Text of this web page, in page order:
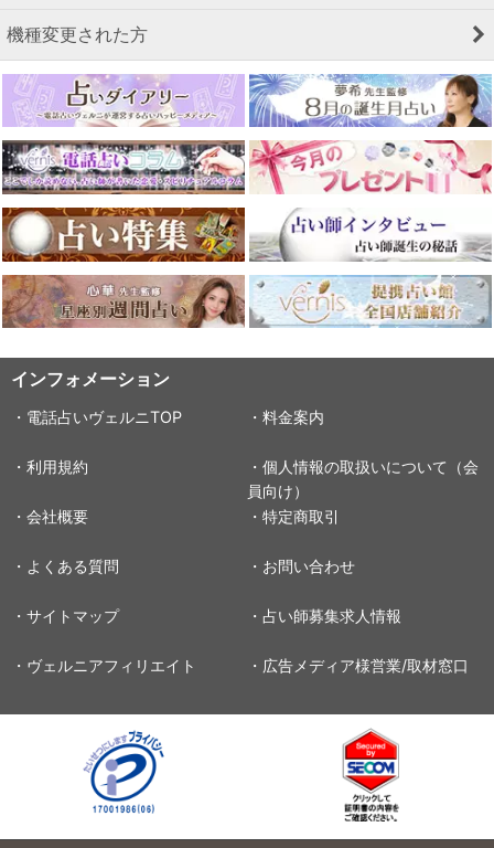
機種変更された方
インフォメーション
・電話占いヴェルニTOP ・料金案内
・利用規約
・個人情報の取扱いについて（会
員向け）
・会社概要
・特定商取引
・よくある質問 ・お問い合わせ
・サイトマップ ・占い師募集求人情報
・ヴェルニアフィリエイト ・広告メディア様営業/取材窓口